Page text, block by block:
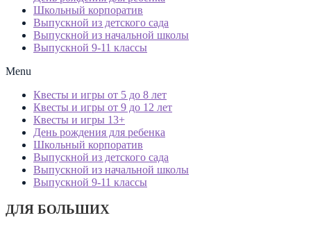
Школьный корпоратив
Выпускной из детского сада
Выпускной из начальной школы
Выпускной 9-11 классы
Menu
Квесты и игры от 5 до 8 лет
Квесты и игры от 9 до 12 лет
Квесты и игры 13+
День рождения для ребенка
Школьный корпоратив
Выпускной из детского сада
Выпускной из начальной школы
Выпускной 9-11 классы
ДЛЯ БОЛЬШИХ